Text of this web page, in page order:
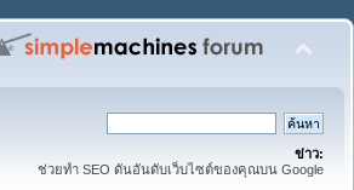
ข่าว:
ช่วยทำ SEO ดันอันดับเว็บไซต์ของคุณบน Google